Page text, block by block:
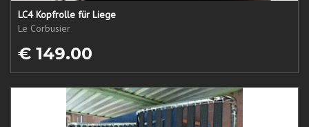
LC4 Kopfrolle für Liege
Le Corbusier
€ 149.00